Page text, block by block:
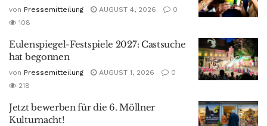
von Pressemitteilung AUGUST 4, 2026
0
108
Eulenspiegel-Festspiele 2027: Castsuche
hat begonnen
von Pressemitteilung AUGUST 1, 2026
0
218
Jetzt bewerben für die 6. Möllner
Kulturnacht!